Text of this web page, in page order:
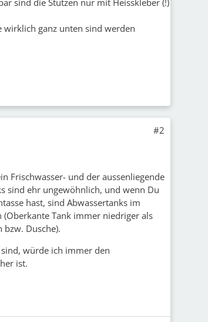
sind die Stutzen nur mit Heisskleber (!)
wirklich ganz unten sind werden
#2
Frischwasser- und der aussenliegende
sind ehr ungewöhnlich, und wenn Du
hast, sind Abwassertanks im
Tank immer niedriger als
bzw. Dusche).
würde ich immer den
ist.